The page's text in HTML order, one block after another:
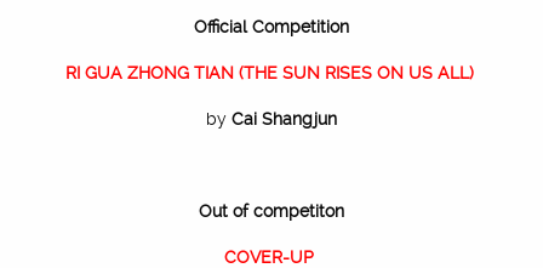
Official Competition
RI GUA ZHONG TIAN (THE SUN RISES ON US ALL)
by Cai Shangjun
Out of competiton
COVER-UP